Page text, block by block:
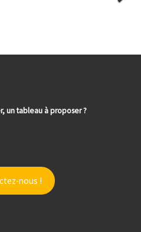
un tableau à proposer ?
nous !